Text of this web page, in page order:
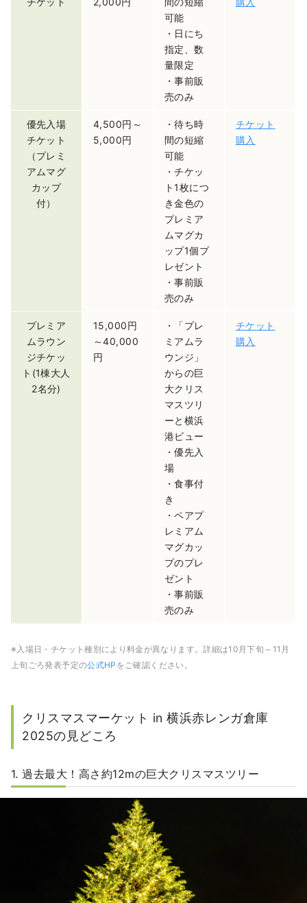
可能
・日にち
指定、数
量限定
・事前販
売のみ
優先入場
チケット
（プレミ
アムマグ
カップ
付）
4,500円～
5,000円
・待ち時
間の短縮
可能
・チケッ
ト1枚につ
き金色の
プレミア
ムマグカ
ップ1個プ
レゼント
・事前販
売のみ
チケット
購入
プレミア
ムラウン
ジチケッ
ト(1棟大人
2名分)
15,000円
～40,000
円
・「プレ
ミアムラ
ウンジ」
からの巨
大クリス
マスツリ
ーと横浜
港ビュー
・優先入
場
・食事付
き
・ペアプ
レミアム
マグカッ
プのプレ
ゼント
・事前販
売のみ
チケット
購入
※入場日・チケット種別により料金が異なります。詳細は10月下旬～11月
上旬ごろ発表予定の公式HP をご確認ください。
クリスマスマーケット in 横浜赤レンガ倉庫
2025の見どころ
1. 過去最大！高さ約12mの巨大クリスマスツリー